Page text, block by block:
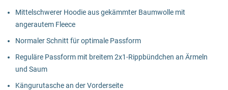
Mittelschwerer Hoodie aus gekämmter Baumwolle mit
angerautem Fleece
Normaler Schnitt für optimale Passform
Reguläre Passform mit breitem 2x1-Rippbündchen an Ärmeln
und Saum
Kängurutasche an der Vorderseite